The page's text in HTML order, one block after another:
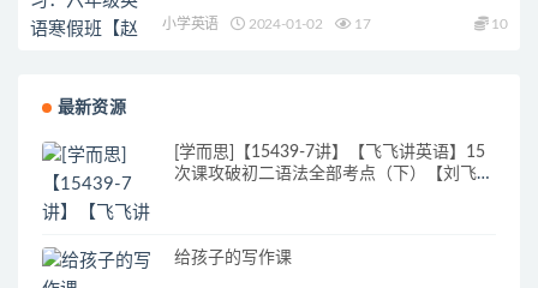
小学英语 2024-01-02 17 10
最新资源
[学而思]【15439-7讲】【飞飞讲英语】15
次课攻破初二语法全部考点（下）【刘飞
给孩子的写作课